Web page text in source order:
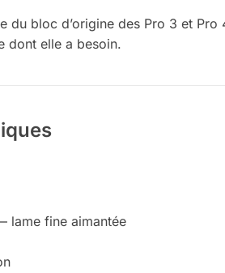
du bloc d’origine des Pro 3 et
dont elle a besoin.
lame fine aimantée